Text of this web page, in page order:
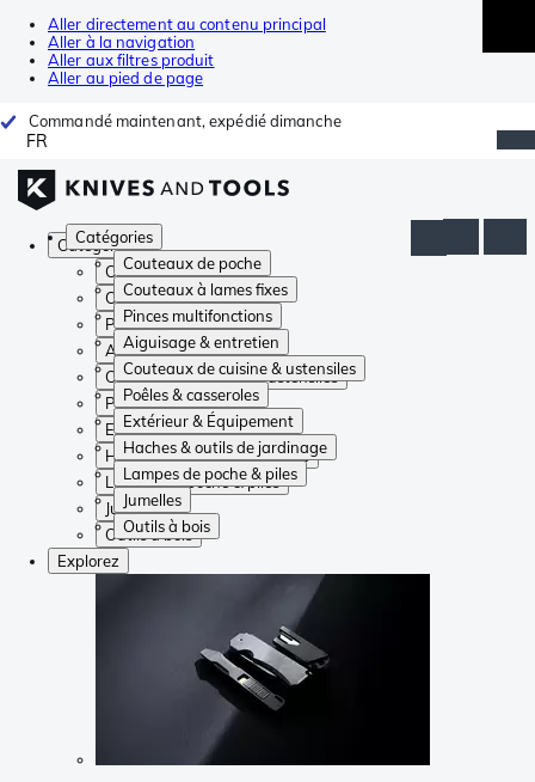
Aller directement au contenu principal
Aller à la navigation
Aller aux filtres produit
Aller au pied de page
Commandé maintenant, expédié dimanche
FR
Catégories
Couteaux de poche
Couteaux à lames fixes
Pinces multifonctions
Aiguisage & entretien
Couteaux de cuisine & ustensiles
Poêles & casseroles
Extérieur & Équipement
Haches & outils de jardinage
Lampes de poche & piles
Jumelles
Outils à bois
Catégories
Couteaux de poche
Couteaux à lames fixes
Pinces multifonctions
Aiguisage & entretien
Couteaux de cuisine & ustensiles
Poêles & casseroles
Extérieur & Équipement
Haches & outils de jardinage
Lampes de poche & piles
Jumelles
Outils à bois
Explorez